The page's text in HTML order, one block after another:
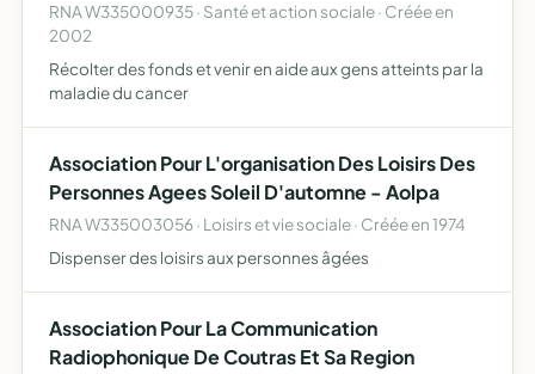
RNA W335000935 · Santé et action sociale · Créée en
2002
Récolter des fonds et venir en aide aux gens atteints par la
maladie du cancer
Association Pour L'organisation Des Loisirs Des
Personnes Agees Soleil D'automne - Aolpa
RNA W335003056 · Loisirs et vie sociale · Créée en 1974
Dispenser des loisirs aux personnes âgées
Association Pour La Communication
Radiophonique De Coutras Et Sa Region